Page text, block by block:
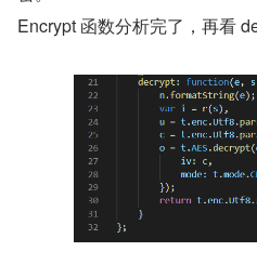
Encrypt 函数分析完了，再看